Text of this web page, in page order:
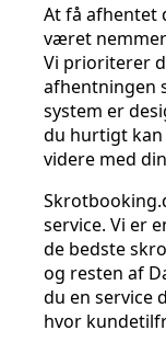
At få afhentet
været
Vi prioriterer
afhentningen
system er
du hurtigt
videre med
service. Vi er
de bedste
og resten af
du en service
hvor